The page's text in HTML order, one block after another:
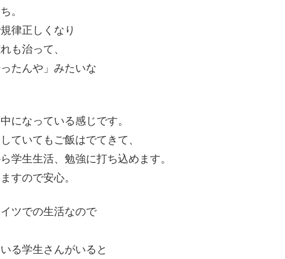
。
律正しくなり
も治って、
たんや」みたいな
になっている感じです。
ていてもご飯はでてきて、
学生生活、勉強に打ち込めます。
すので安心。
ツでの生活なので
る学生さんがいると